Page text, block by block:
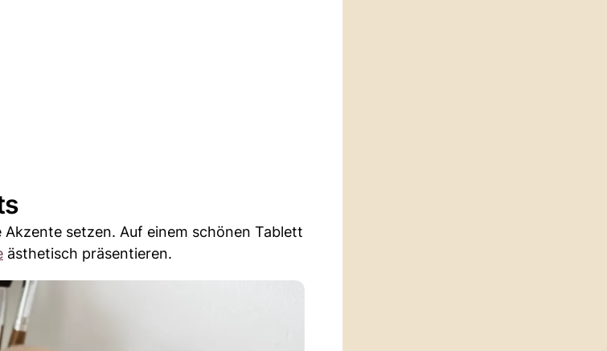
setzen. Auf einem schönen Tablett
ästhetisch präsentieren.